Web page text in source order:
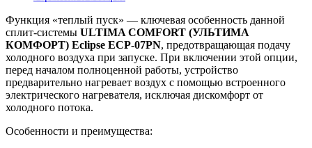
Функция «теплый пуск» — ключевая особенность данной
сплит-системы ULTIMA COMFORT (УЛЬТИМА
КОМФОРТ) Eclipse ECP-07PN, предотвращающая подачу
холодного воздуха при запуске. При включении этой опции,
перед началом полноценной работы, устройство
предварительно нагревает воздух с помощью встроенного
электрического нагревателя, исключая дискомфорт от
холодного потока.
Особенности и преимущества: